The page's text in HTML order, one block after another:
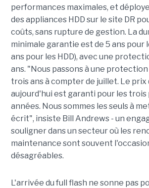
performances maximales, et
des appliances HDD sur le site DR
coûts, sans rupture de gestion. La
minimale garantie est de 5 ans pour
ans pour les HDD), avec une
ans. "Nous passons à une
trois ans à compter de juillet. Le prix
aujourd'hui est garanti pour les
années. Nous sommes les seuls à
écrit", insiste Bill Andrews - un
souligner dans un secteur où les
maintenance sont souvent
désagréables.
L'arrivée du full flash ne sonne pas